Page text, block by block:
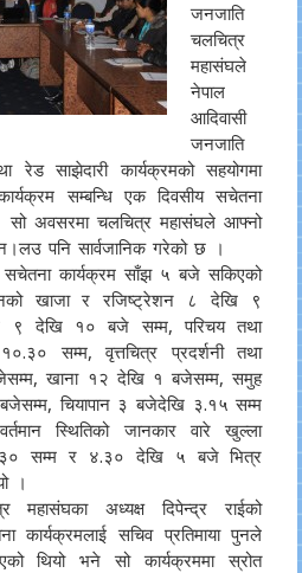
जनजाति
चलचित्र
महासंघले
नेपाल
आदिवासी
जनजाति
रेड साझेदारी कार्यक्रमको सहयोगमा
सम्बन्धि एक दिवसीय सचेतना
सो अवसरमा चलचित्र महासंघले आफ्नो
पनि सार्वजानिक गरेको छ ।
कार्यक्रम साँझ ५ बजे सकिएको
खाजा र रजिष्ट्रेशन ८ देखि ९
९ देखि १० बजे सम्म, परिचय तथा
सम्म, वृत्तचित्र प्रदर्शनी तथा
खाना १२ देखि १ बजेसम्म, समुह
चियापान ३ बजेदेखि ३.१५ सम्म
स्थितिको जानकार वारे खुल्ला
सम्म र ४.३० देखि ५ बजे भित्र
।
महासंघका अध्यक्ष दिपेन्द्र राईको
कार्यक्रमलाई सचिव प्रतिमाया पुनले
थियो भने सो कार्यक्रममा स्रोत